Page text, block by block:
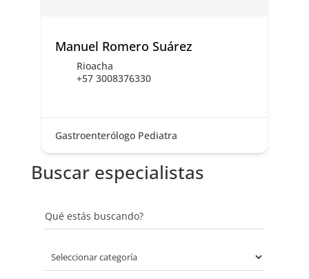
Manuel Romero Suárez
Rioacha
+57 3008376330
Gastroenterólogo Pediatra
Buscar especialistas
Qué estás buscando?